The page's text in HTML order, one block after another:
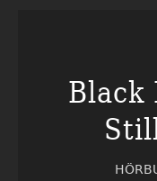
Black